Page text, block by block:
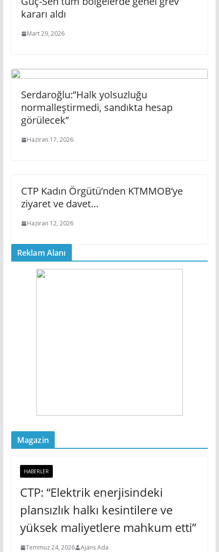
kararı aldı
Mart 29, 2026
Serdaroğlu:”Halk yolsuzluğu
normalleştirmedi, sandıkta hesap
görülecek”
Haziran 17, 2026
CTP Kadın Örgütü’nden KTMMOB’ye
ziyaret ve davet…
Haziran 12, 2026
Reklam Alanı
Magazin
HABERLER
CTP: “Elektrik enerjisindeki
plansızlık halkı kesintilere ve
yüksek maliyetlere mahkum etti”
Temmuz 24, 2026 Ajans Ada